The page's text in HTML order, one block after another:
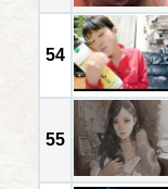
54
55